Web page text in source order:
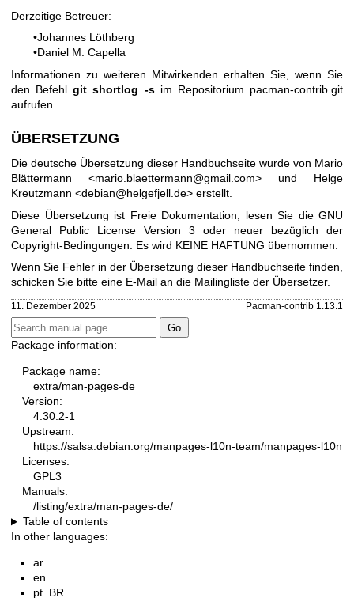
Derzeitige Betreuer:
•Johannes Löthberg
•Daniel M. Capella
Informationen zu weiteren Mitwirkenden erhalten Sie, wenn Sie
den Befehlgit shortlog -sim Repositorium pacman-contrib.git
aufrufen.
ÜBERSETZUNG
Die deutsche Übersetzung dieser Handbuchseite wurde von Mario
Blättermann <mario.blaettermann@gmail.com> und Helge
Kreutzmann <debian@helgefjell.de> erstellt.
Diese Übersetzung ist Freie Dokumentation; lesen Sie die GNU
General Public License Version 3 oder neuer bezüglich der
Copyright-Bedingungen. Es wird KEINE HAFTUNG übernommen.
Wenn Sie Fehler in der Übersetzung dieser Handbuchseite finden,
schicken Sie bitte eine E-Mail an die Mailingliste der Übersetzer.
11. Dezember 2025 Pacman-contrib 1.13.1
Package information:
Package name:
extra/man-pages-de
Version:
4.30.2-1
Upstream:
https://salsa.debian.org/manpages-l10n-team/manpages-l10n
Licenses:
GPL3
Manuals:
/listing/extra/man-pages-de/
Table of contents
In other languages:
ar
en
pt_BR